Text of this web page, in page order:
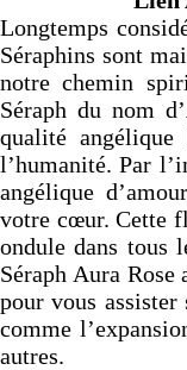
Longtemps
Séraphins sont
notre chemin
Séraph du nom
qualité
l’humanité. Par
angélique
votre cœur. Cette
ondule dans tous
Séraph Aura
pour vous
comme
autres.